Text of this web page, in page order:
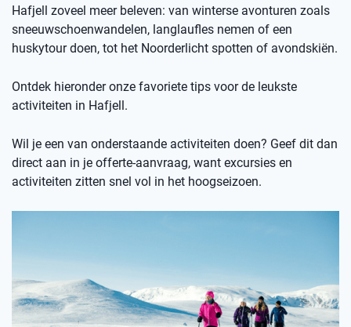
Hafjell zoveel meer beleven: van winterse avonturen zoals
sneeuwschoenwandelen, langlaufles nemen of een
huskytour doen, tot het Noorderlicht spotten of avondskiën.
Ontdek hieronder onze favoriete tips voor de leukste
activiteiten in Hafjell.
Wil je een van onderstaande activiteiten doen? Geef dit dan
direct aan in je offerte-aanvraag, want excursies en
activiteiten zitten snel vol in het hoogseizoen.